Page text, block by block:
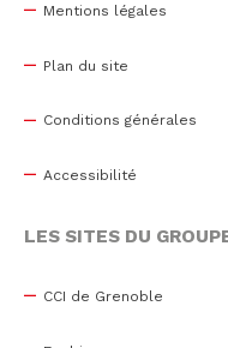
Mentions légales
Plan du site
Conditions générales
Accessibilité
LES SITES DU
CCI de Grenoble